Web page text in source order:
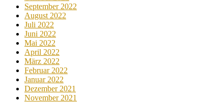
September 2022
August 2022
Juli 2022
Juni 2022
Mai 2022
April 2022
März 2022
Februar 2022
Januar 2022
Dezember 2021
November 2021